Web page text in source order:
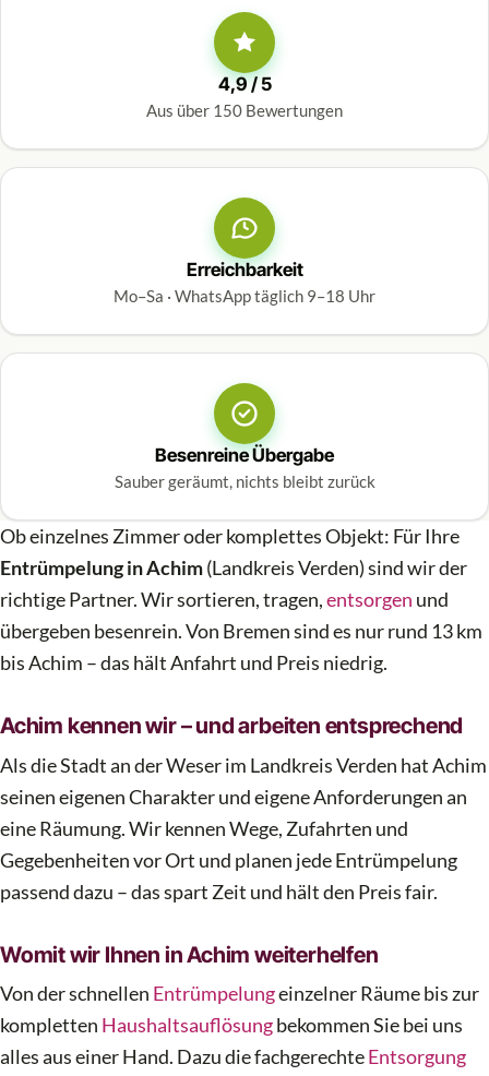
4,9 / 5
Aus über 150 Bewertungen
Erreichbarkeit
Mo–Sa · WhatsApp täglich 9–18 Uhr
Besenreine Übergabe
Sauber geräumt, nichts bleibt zurück
Ob einzelnes Zimmer oder komplettes Objekt: Für Ihre
Entrümpelung in Achim(Landkreis Verden) sind wir der
richtige Partner. Wir sortieren, tragen,entsorgen und
übergeben besenrein. Von Bremen sind es nur rund 13 km
bis Achim – das hält Anfahrt und Preis niedrig.
Achim kennen wir – und arbeiten entsprechend
Als die Stadt an der Weser im Landkreis Verden hat Achim
seinen eigenen Charakter und eigene Anforderungen an
eine Räumung. Wir kennen Wege, Zufahrten und
Gegebenheiten vor Ort und planen jede Entrümpelung
passend dazu – das spart Zeit und hält den Preis fair.
Womit wir Ihnen in Achim weiterhelfen
Von der schnellen Entrümpelungeinzelner Räume bis zur
kompletten Haushaltsauflösungbekommen Sie bei uns
alles aus einer Hand. Dazu die fachgerechteEntsorgung